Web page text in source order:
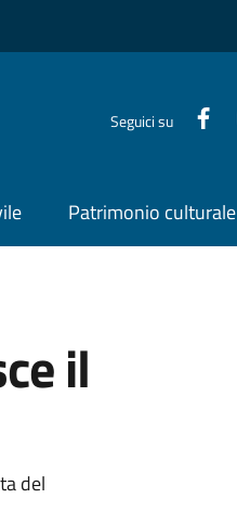
Seguici su
Patrimonio culturale
il
del